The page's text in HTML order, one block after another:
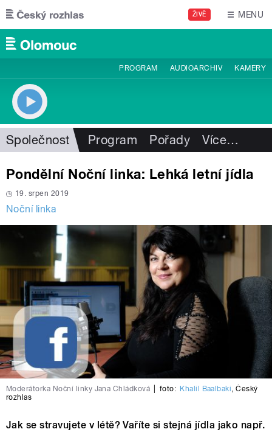
Přejít k hlavnímu obsahu
ŽIVĚ MENU
PROGRAM AUDIOARCHIV KAMERY
Společnost Program Pořady Více…
Pondělní Noční linka: Lehká letní jídla
19. srpen 2019
Noční linka
Moderátorka Noční linky Jana Chládková foto: Khalil Baalbaki,Český
rozhlas
Jak se stravujete v létě? Vaříte si stejná jídla jako např.